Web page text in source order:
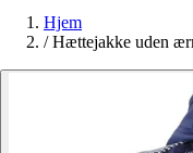
Hjem
/ Hættejakke uden